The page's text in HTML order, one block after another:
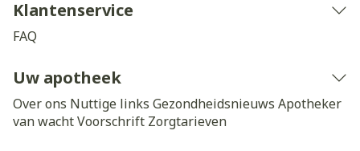
Klantenservice
FAQ
Uw apotheek
Over ons Nuttige links Gezondheidsnieuws Apotheker
van wachtVoorschrift Zorgtarieven